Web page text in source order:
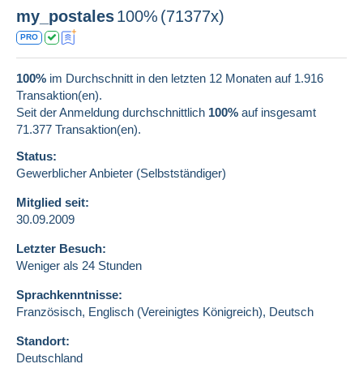
my_postales100% (71377x)
PRO
100% im Durchschnitt in den letzten 12 Monaten auf 1.916
Transaktion(en).
Seit der Anmeldung durchschnittlich 100% auf insgesamt
71.377 Transaktion(en).
Status:
Gewerblicher Anbieter (Selbstständiger)
Mitglied seit:
30.09.2009
Letzter Besuch:
Weniger als 24 Stunden
Sprachkenntnisse:
Französisch, Englisch (Vereinigtes Königreich), Deutsch
Standort:
Deutschland